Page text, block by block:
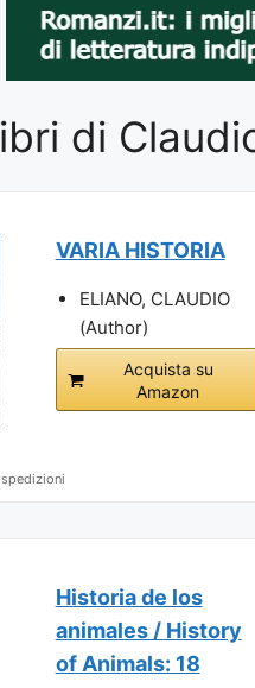
di
VARIA HISTORIA
ELIANO, CLAUDIO
(Author)
Acquista su
Amazon
Historia de los
animales / History
of Animals: 18